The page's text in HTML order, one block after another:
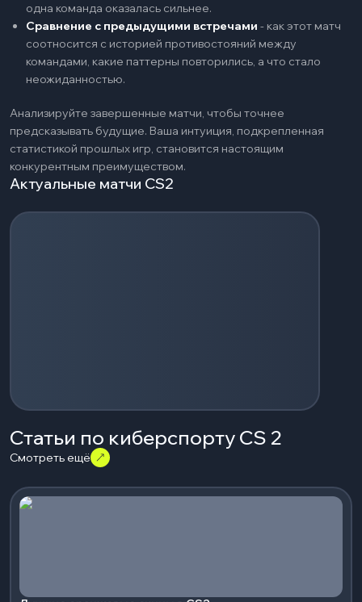
одна команда оказалась сильнее.
Сравнение с предыдущими встречами - как этот матч
соотносится с историей противостояний между
командами, какие паттерны повторились, а что стало
неожиданностью.
Анализируйте завершенные матчи, чтобы точнее
предсказывать будущие. Ваша интуиция, подкрепленная
статистикой прошлых игр, становится настоящим
конкурентным преимуществом.
Актуальные матчи CS2
Загрузка событий...
Статьи по киберспорту CS 2
Смотреть ещё